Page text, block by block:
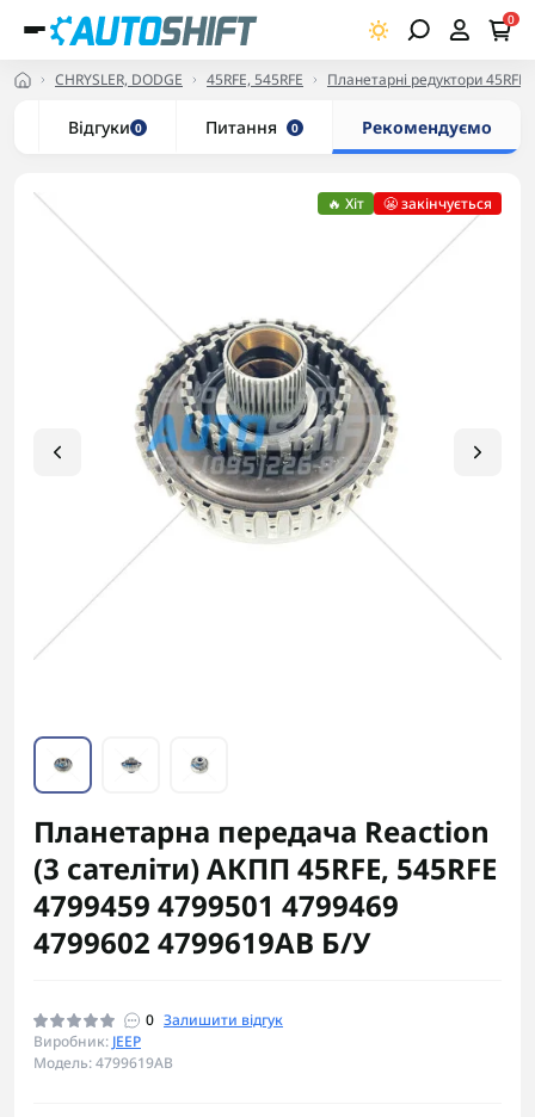
0
CHRYSLER, DODGE 45RFE, 545RFE Планетарні редуктори 45RFE,
Відгуки 0 Питання 0 Рекомендуємо
🔥 Хіт 😬 закінчується
Планетарна передача Reaction
(3 сателіти) АКПП 45RFE, 545RFE
4799459 4799501 4799469
4799602 4799619AB Б/У
0 Залишити відгук
Виробник: JEEP
Модель: 4799619AB